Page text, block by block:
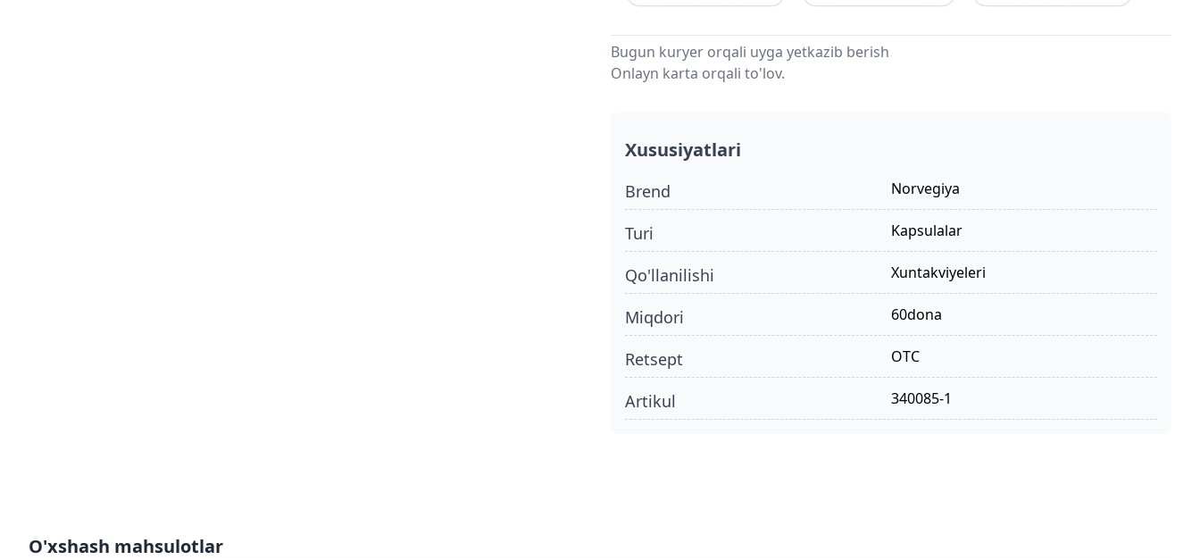
Bugun kuryer orqali uyga yetkazib berish
Onlayn karta orqali to'lov.
Xususiyatlari
Brend Norvegiya
turi kapsulalar
qo'llanilishi xuntakviyeleri
miqdori 60dona
retsept OTC
Artikul 340085-1
O'xshash mahsulotlar